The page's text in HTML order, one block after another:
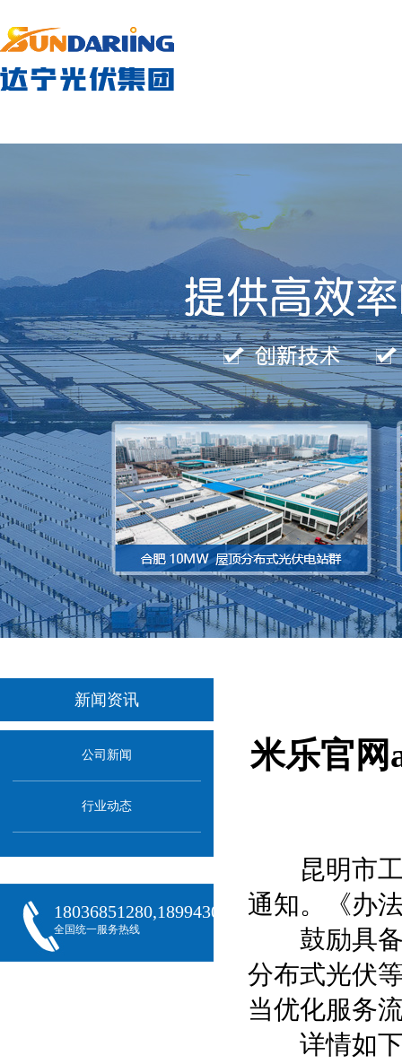
新闻资讯
公司新闻
行业动态
18036851280,18994301288,18068407382
全国统一服务热线
米乐官网
昆明市工
通知。《办
鼓励具备
分布式光伏
当优化服务
详情如下